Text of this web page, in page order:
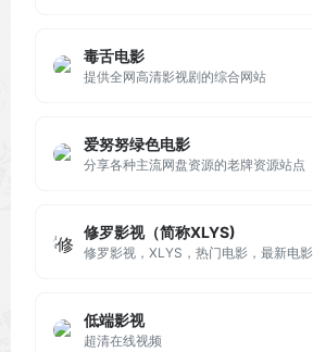
毒舌电影
提供全网高清影视剧的综合网站
爱努努绿色电影
分享各种主流网盘资源的老牌资源站点
修罗影视（简称XLYS)
低端影视
超清在线视频